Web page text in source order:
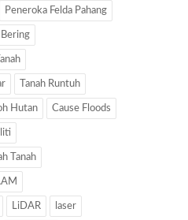
Peneroka Felda Pahang
Tanah Runtuh
Hutan Cause Floods
Tanah
LiDAR laser